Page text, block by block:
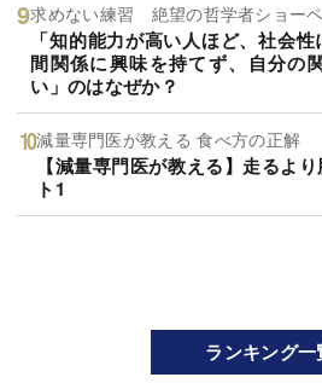
求めない練習 絶望の哲学者ショー
「知的能力が高い人ほど、社会
間関係に興味を持てず、自分の
い」のはなぜか？
減量専門医が教える 食べ方の正解
【減量専門医が教える】走るよ
ト1
ランキング一